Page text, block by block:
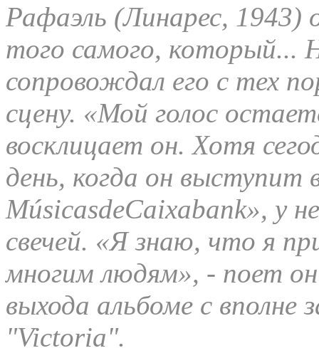
Рафаэль (Линарес, 1943)
того самого, который...
сопровождал его с тех
сцену. «Мой голос
восклицает он. Хотя
день, когда он выступит
MúsicasdeCaixabank», у
свечей. «Я знаю, что я
многим людям», - поет он
выхода альбоме с вполне
"Victoria".